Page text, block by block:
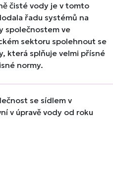
čisté vody je v tomto
řadu systémů na
společnostem ve
sektoru spolehnout se
která splňuje velmi přísné
normy.
se sídlem v
v úpravě vody od roku